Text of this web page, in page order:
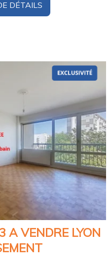
DÉTAILS
A VENDRE LYON